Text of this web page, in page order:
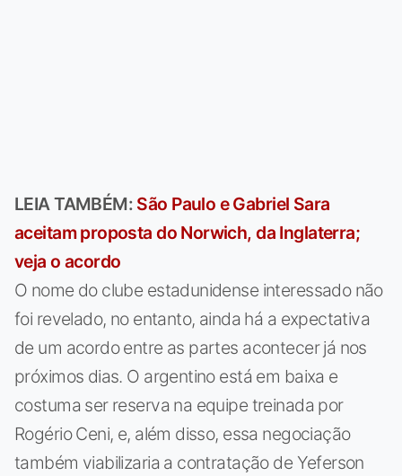
LEIA TAMBÉM: São Paulo e Gabriel Sara
aceitam proposta do Norwich, da Inglaterra;
veja o acordo
O nome do clube estadunidense interessado não
foi revelado, no entanto, ainda há a expectativa
de um acordo entre as partes acontecer já nos
próximos dias. O argentino está em baixa e
costuma ser reserva na equipe treinada por
Rogério Ceni, e, além disso, essa negociação
também viabilizaria a contratação de Yeferson